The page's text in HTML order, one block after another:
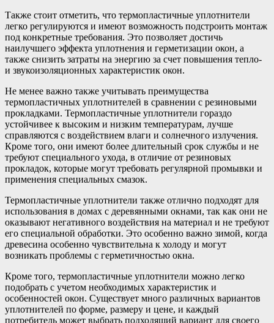
Также стоит отметить, что термопластичные уплотнители
легко регулируются и имеют возможность подстроить монтаж
под конкретные требования. Это позволяет достичь
наилучшего эффекта уплотнения и герметизации окон, а
также снизить затраты на энергию за счет повышения тепло-
и звукоизоляционных характеристик окон.
Не менее важно также учитывать преимущества
термопластичных уплотнителей в сравнении с резиновыми
прокладками. Термопластичные уплотнители гораздо
устойчивее к высоким и низким температурам, лучше
справляются с воздействием влаги и солнечного излучения.
Кроме того, они имеют более длительный срок службы и не
требуют специального ухода, в отличие от резиновых
прокладок, которые могут требовать регулярной промывки и
применения специальных смазок.
Термопластичные уплотнители также отлично подходят для
использования в домах с деревянными окнами, так как они не
оказывают негативного воздействия на материал и не требуют
его специальной обработки. Это особенно важно зимой, когда
древесина особенно чувствительна к холоду и могут
возникать проблемы с герметичностью окна.
Кроме того, термопластичные уплотнители можно легко
подобрать с учетом необходимых характеристик и
особенностей окон. Существует много различных вариантов
уплотнителей по форме, размеру и цене, и каждый
потребитель может выбрать подходящий вариант для своего